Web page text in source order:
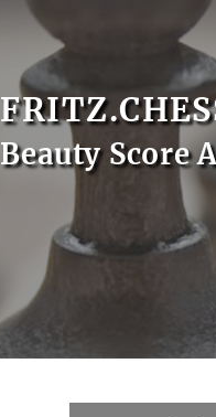
Beauty Score